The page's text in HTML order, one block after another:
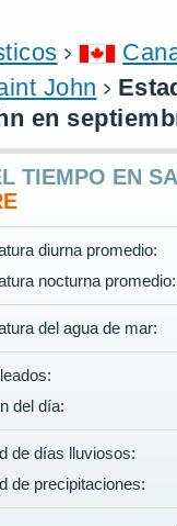
John
en
TIEMPO EN
diurna promedio:
nocturna promedio:
del agua de mar:
del día:
de días lluviosos:
de precipitaciones: